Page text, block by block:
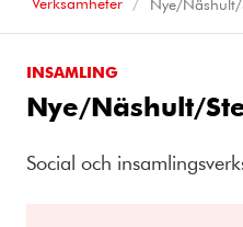
INSAMLING
Nye/Näshult/
Social och